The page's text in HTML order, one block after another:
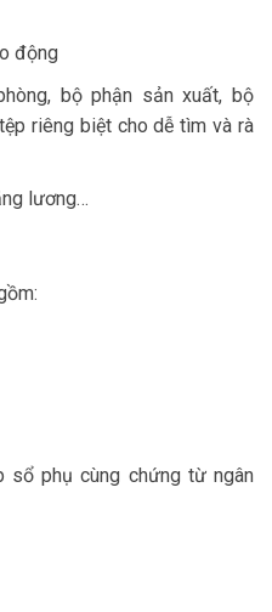
động
bộ phận sản xuất, bộ
riêng biệt cho dễ tìm và rà
lương…
sổ phụ cùng chứng từ ngân